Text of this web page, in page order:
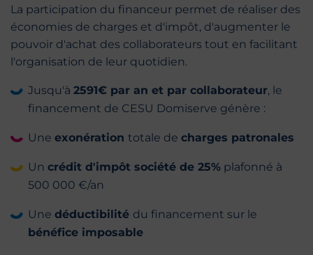
La participation du financeur permet de réaliser des
économies de charges et d'impôt, d'augmenter le
pouvoir d'achat des collaborateurs tout en facilitant
l'organisation de leur quotidien.
Jusqu'à 2591€ par an et par collaborateur, le
financement de CESU Domiserve génère :
Une exonération totale de charges patronales
Un crédit d'impôt société de 25% plafonné à
500 000 €/an
Une déductibilité du financement sur le
bénéfice imposable